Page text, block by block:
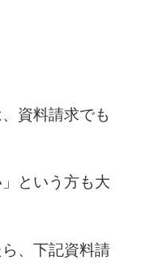
資料請求でも
という方も大
、下記資料請